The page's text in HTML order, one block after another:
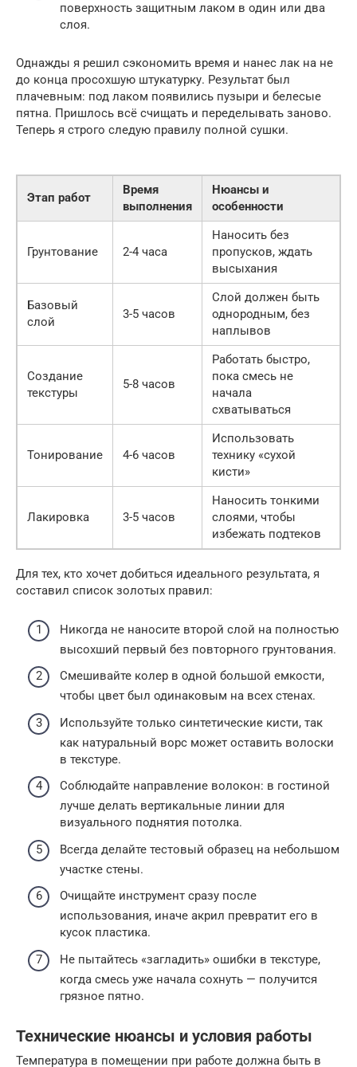
поверхность защитным лаком в один или два
слоя.
Однажды я решил сэкономить время и нанес лак на не
до конца просохшую штукатурку. Результат был
плачевным: под лаком появились пузыри и белесые
пятна. Пришлось всё счищать и переделывать заново.
Теперь я строго следую правилу полной сушки.
Этап работ
Время
выполнения
Нюансы и
особенности
Грунтование 2-4 часа
Наносить без
пропусков, ждать
высыхания
Базовый
слой
3-5 часов
Слой должен быть
однородным, без
наплывов
Создание
текстуры
5-8 часов
Работать быстро,
пока смесь не
начала
схватываться
Тонирование 4-6 часов
Использовать
технику «сухой
кисти»
Лакировка 3-5 часов
Наносить тонкими
слоями, чтобы
избежать подтеков
Для тех, кто хочет добиться идеального результата, я
составил список золотых правил:
Никогда не наносите второй слой на полностью
высохший первый без повторного грунтования.
Смешивайте колер в одной большой емкости,
чтобы цвет был одинаковым на всех стенах.
Используйте только синтетические кисти, так
как натуральный ворс может оставить волоски
в текстуре.
Соблюдайте направление волокон: в гостиной
лучше делать вертикальные линии для
визуального поднятия потолка.
Всегда делайте тестовый образец на небольшом
участке стены.
Очищайте инструмент сразу после
использования, иначе акрил превратит его в
кусок пластика.
Не пытайтесь «загладить» ошибки в текстуре,
когда смесь уже начала сохнуть — получится
грязное пятно.
Технические нюансы и условия работы
Температура в помещении при работе должна быть в